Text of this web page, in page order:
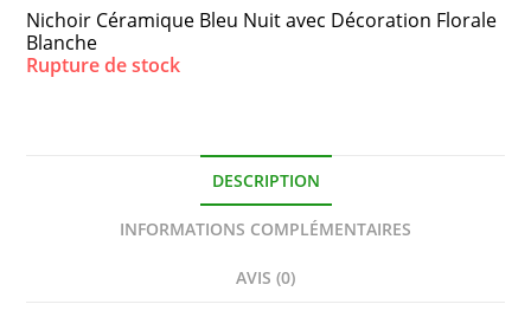
Nichoir Céramique Bleu Nuit avec Décoration Florale
Blanche
Rupture de stock
DESCRIPTION
INFORMATIONS COMPLÉMENTAIRES
AVIS (0)